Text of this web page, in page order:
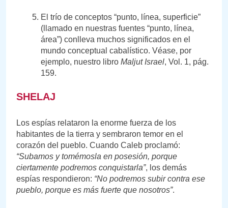
El trío de conceptos “punto, línea, superficie”
(llamado en nuestras fuentes “punto, línea,
área”) conlleva muchos significados en el
mundo conceptual cabalístico. Véase, por
ejemplo, nuestro libro Maljut Israel, Vol. 1, pág.
159.
SHELAJ
Los espías relataron la enorme fuerza de los
habitantes de la tierra y sembraron temor en el
corazón del pueblo. Cuando Caleb proclamó:
“Subamos y tomémosla en posesión, porque
ciertamente podremos conquistarla”, los demás
espías respondieron: “No podremos subir contra ese
pueblo, porque es más fuerte que nosotros”.